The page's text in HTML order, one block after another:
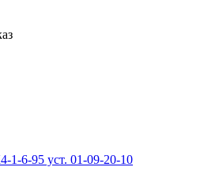
1-6-95 уст. 01-09-20-10